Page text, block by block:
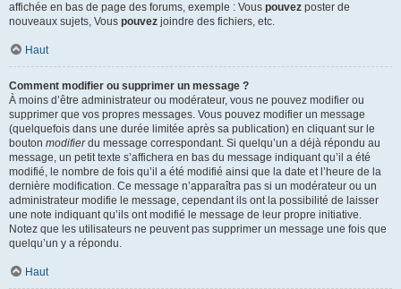
affichée en bas de page des forums, exemple : Vous pouvez poster de
nouveaux sujets, Vous pouvez joindre des fichiers, etc.
Haut
Comment modifier ou supprimer un message ?
À moins d’être administrateur ou modérateur, vous ne pouvez modifier ou
supprimer que vos propres messages. Vous pouvez modifier un message
(quelquefois dans une durée limitée après sa publication) en cliquant sur le
bouton modifierdu message correspondant. Si quelqu’un a déjà répondu au
message, un petit texte s’affichera en bas du message indiquant qu’il a été
modifié, le nombre de fois qu’il a été modifié ainsi que la date et l’heure de la
dernière modification. Ce message n’apparaîtra pas si un modérateur ou un
administrateur modifie le message, cependant ils ont la possibilité de laisser
une note indiquant qu’ils ont modifié le message de leur propre initiative.
Notez que les utilisateurs ne peuvent pas supprimer un message une fois que
quelqu’un y a répondu.
Haut